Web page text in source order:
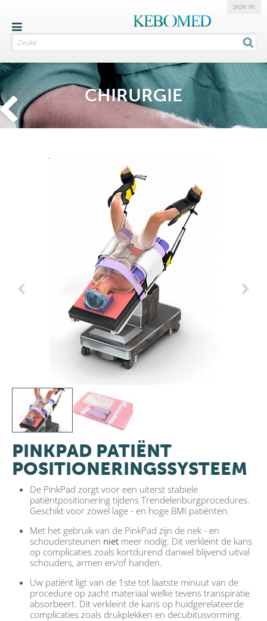
SIGN IN
CHIRURGIE
PINKPAD PATIËNT
POSITIONERINGSSYSTEEM
De PinkPad zorgt voor een uiterst stabiele
patiëntpositionering tijdens Trendelenburgprocedures.
Geschikt voor zowel lage - en hoge BMI patiënten.
Met het gebruik van de PinkPad zijn de nek - en
schoudersteunen niet meer nodig. Dit verkleint de kans
op complicaties zoals kortdurend danwel blijvend uitval
schouders, armen en/of handen.
Uw patiënt ligt van de 1ste tot laatste minuut van de
procedure op zacht materiaal welke tevens transpiratie
absorbeert. Dit verkleint de kans op huidgerelateerde
complicaties zoals drukplekken en decubitusvorming.